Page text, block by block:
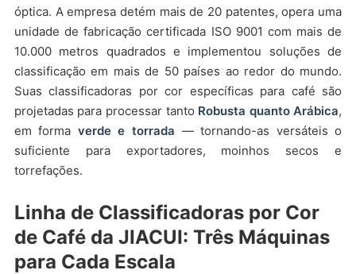
óptica. A empresa detém mais de 20 patentes, opera uma
unidade de fabricação certificada ISO 9001 com mais de
10.000 metros quadrados e implementou soluções de
classificação em mais de 50 países ao redor do mundo.
Suas classificadoras por cor específicas para café são
projetadas para processar tanto Robusta quanto Arábica,
em forma verde e torrada — tornando-as versáteis o
suficiente para exportadores, moinhos secos e
torrefações.
Linha de Classificadoras por Cor
de Café da JIACUI: Três Máquinas
para Cada Escala